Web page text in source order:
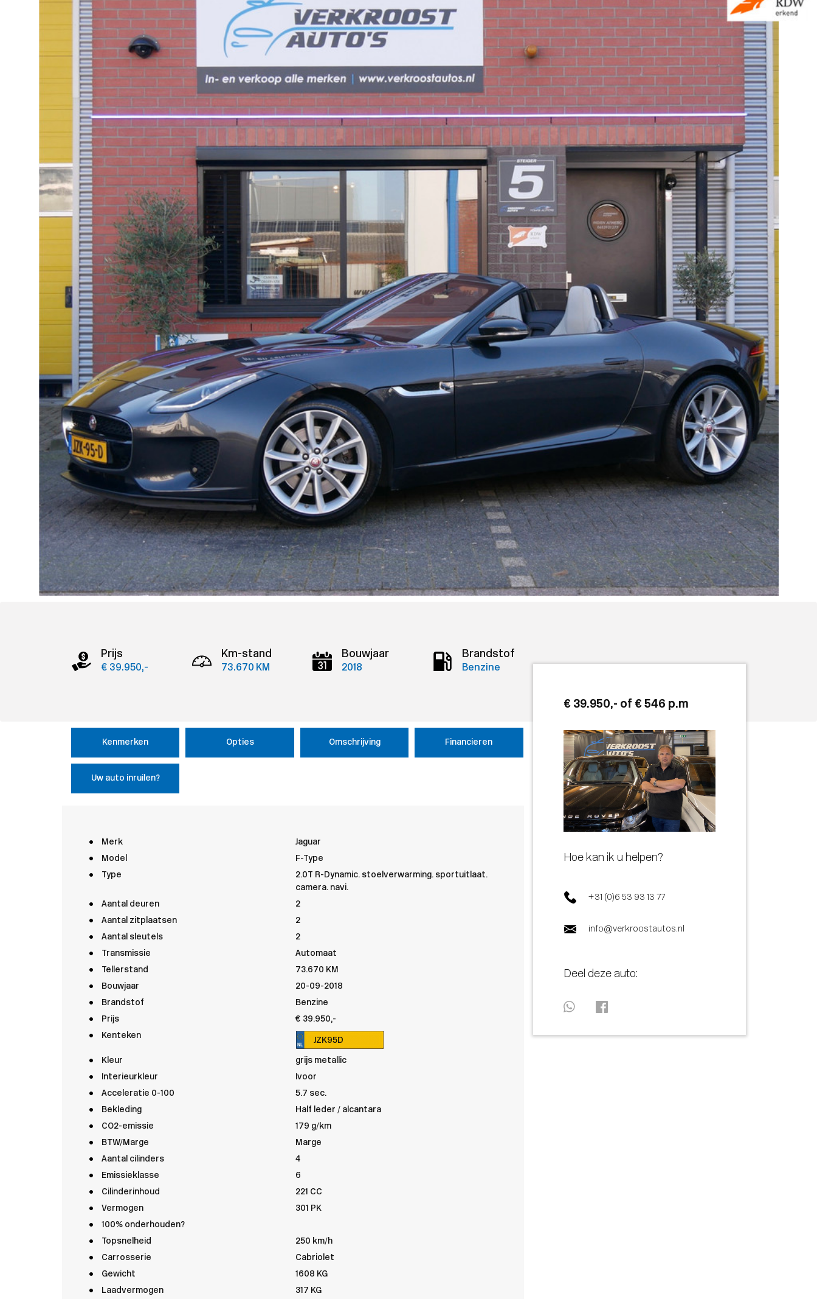
Prijs
€ 39.950,-
Km-stand
73.670 KM
Bouwjaar
2018
Brandstof
Benzine
Kenmerken Opties Omschrijving Financieren
Uw auto inruilen?
Merk
Jaguar
Model
F-Type
Type
2.0T R-Dynamic. stoelverwarming. sportuitlaat.
camera. navi.
Aantal deuren
2
Aantal zitplaatsen
2
Aantal sleutels
2
Transmissie
Automaat
Tellerstand
73.670 KM
Bouwjaar
20-09-2018
Brandstof
Benzine
Prijs
€ 39.950,-
Kenteken
JZK95D
Kleur
grijs metallic
Interieurkleur
Ivoor
Acceleratie 0-100
5.7 sec.
Bekleding
Half leder / alcantara
CO2-emissie
179 g/km
BTW/Marge
Marge
Aantal cilinders
4
Emissieklasse
6
Cilinderinhoud
221 CC
Vermogen
301 PK
100% onderhouden?
Topsnelheid
250 km/h
Carrosserie
Cabriolet
Gewicht
1608 KG
Laadvermogen
317 KG
€ 39.950,- of € 546 p.m
Hoe kan ik u helpen?
+31 (0)6 53 93 13 77
info@verkroostautos.nl
Deel deze auto: